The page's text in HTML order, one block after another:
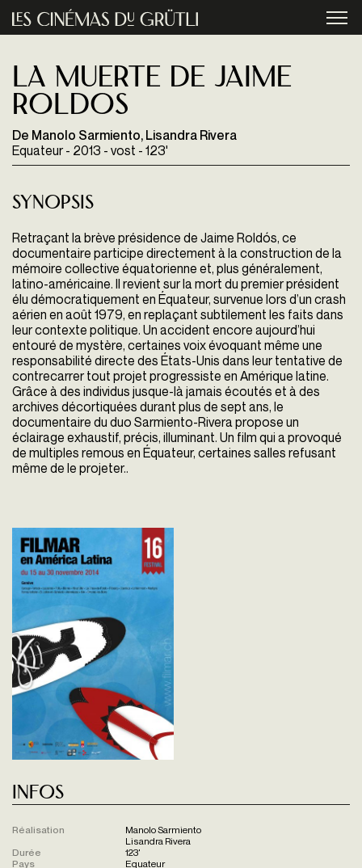
Aller au contenu principal
La muerte de Jaime
Roldos
De Manolo Sarmiento, Lisandra Rivera
Equateur - 2013 - vost - 123'
Synopsis
Retraçant la brève présidence de Jaime Roldós, ce
documentaire participe directement à la construction de la
mémoire collective équatorienne et, plus généralement,
latino-américaine. Il revient sur la mort du premier président
élu démocratiquement en Équateur, survenue lors d’un crash
aérien en août 1979, en replaçant subtilement les faits dans
leur contexte politique. Un accident encore aujourd’hui
entouré de mystère, certaines voix évoquant même une
responsabilité directe des États-Unis dans leur tentative de
contrecarrer tout projet progressiste en Amérique latine.
Grâce à des individus jusque-là jamais écoutés et à des
archives décortiquées durant plus de sept ans, le
documentaire du duo Sarmiento-Rivera propose un
éclairage exhaustif, précis, illuminant. Un film qui a provoqué
de multiples remous en Équateur, certaines salles refusant
même de le projeter..
Infos
Réalisation
Manolo Sarmiento
Lisandra Rivera
Durée
123'
Pays
Equateur